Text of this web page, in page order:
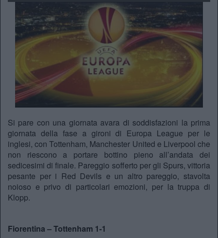
Si pare con una giornata avara di soddisfazioni la prima
giornata della fase a gironi di Europa League per le
inglesi, con Tottenham, Manchester United e Liverpool che
non riescono a portare bottino pieno all’andata dei
sedicesimi di finale. Pareggio sofferto per gli Spurs, vittoria
pesante per i Red Devils e un altro pareggio, stavolta
noioso e privo di particolari emozioni, per la truppa di
Klopp.
Fiorentina – Tottenham 1-1